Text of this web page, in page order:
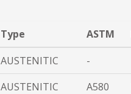
Type ASTM
AUSTENITIC
-
AUSTENITIC A580